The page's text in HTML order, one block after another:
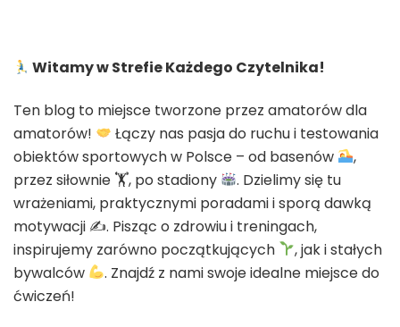
Witamy w Strefie Każdego Czytelnika!
Ten blog to miejsce tworzone przez amatorów dla
amatorów!
Łączy nas pasja do ruchu i testowania
obiektów sportowych w Polsce – od basenów
,
przez siłownie 🏋, po stadiony
. Dzielimy się tu
wrażeniami, praktycznymi poradami i sporą dawką
motywacji ✍. Pisząc o zdrowiu i treningach,
inspirujemy zarówno początkujących
, jak i stałych
bywalców
. Znajdź z nami swoje idealne miejsce do
ćwiczeń!